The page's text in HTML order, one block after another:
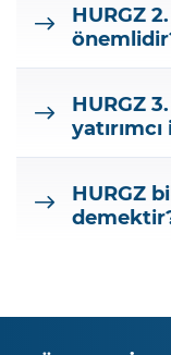
HURGZ
HURGZ
HURGZ